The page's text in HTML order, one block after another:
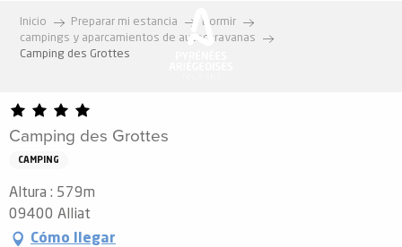
contenu
Inicio Preparar mi estancia
Dormir
campings y aparcamientos de autocaravanas
Camping des Grottes
Camping des Grottes
CAMPING
Altura : 579m
09400 Alliat
Cómo llegar